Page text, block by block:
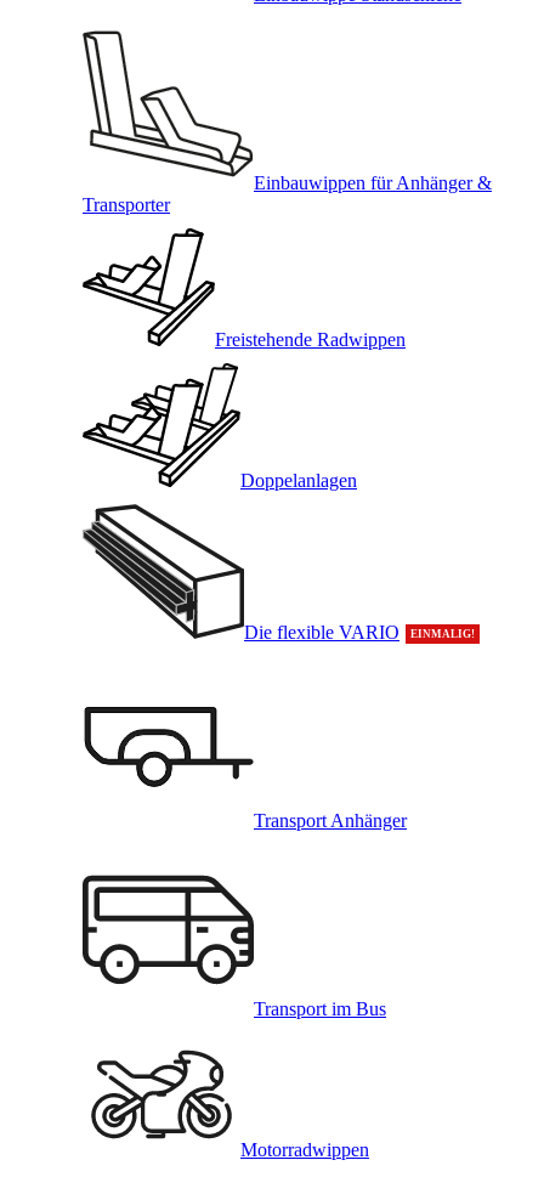
Einbauwippen für Anhänger &
Transporter
Freistehende Radwippen
Doppelanlagen
Die flexible VARIO EINMALIG!
Transport Anhänger
Transport im Bus
Motorradwippen